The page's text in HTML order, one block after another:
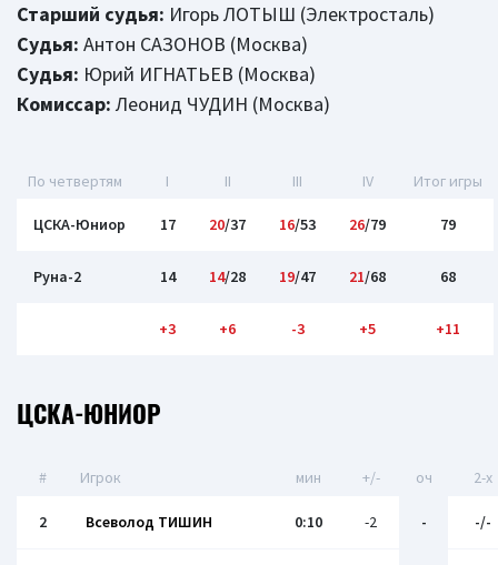
Старший судья: Игорь ЛОТЫШ (Электросталь)
Судья: Антон САЗОНОВ (Москва)
Судья: Юрий ИГНАТЬЕВ (Москва)
Комиссар: Леонид ЧУДИН (Москва)
По четвертям I II III IV Итог игры
ЦСКА-Юниор 17 20/37 16/53 26/79 79
Руна-2 14 14/28 19/47 21/68 68
+3 +6 -3 +5 +11
ЦСКА-ЮНИОР
# Игрок мин +/- оч 2-x
2 Всеволод ТИШИН 0:10 -2 - -/-